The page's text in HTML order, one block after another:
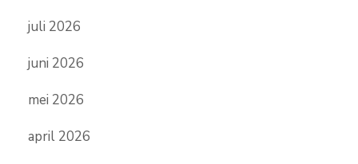
juli 2026
juni 2026
mei 2026
april 2026